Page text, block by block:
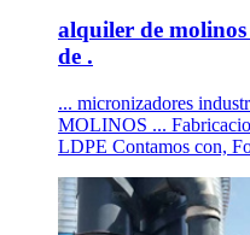
alquiler de
de .
... micronizadores
MOLINOS ...
LDPE Contamos con,